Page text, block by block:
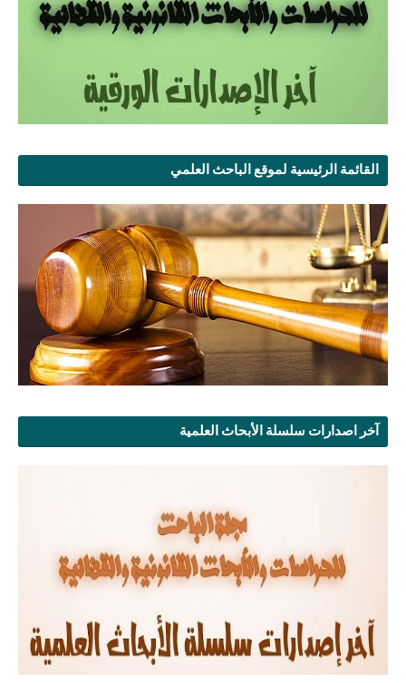
القائمة الرئيسية لموقع الباحث العلمي
آخر اصدارات سلسلة الأبحاث العلمية